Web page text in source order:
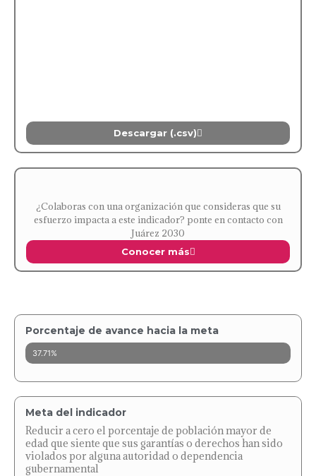
Porcentaje de avance hacia la meta
37.71%
Meta del indicador
Reducir a cero el porcentaje de población mayor de
edad que siente que sus garantías o derechos han sido
violados por alguna autoridad o dependencia
gubernamental
Descargar (.csv)
¿Colaboras con una organización que consideras que su
esfuerzo impacta a este indicador? ponte en contacto con
Juárez 2030
Conocer más